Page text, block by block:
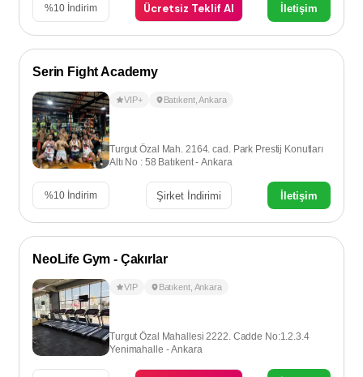
%10 İndirim Ücretsiz Teklif Al İletişim
Serin Fight Academy
VIP+ Batıkent,Ankara
Turgut Özal Mah. 2164. cad. Park Prestij Konutları
Altı No : 58 Batıkent - Ankara
%10 İndirim Şirket İndirimi İletişim
NeoLife Gym - Çakırlar
VIP Batıkent, Ankara
Turgut Özal Mahallesi 2222. Cadde No:1.2.3.4
Yenimahalle - Ankara